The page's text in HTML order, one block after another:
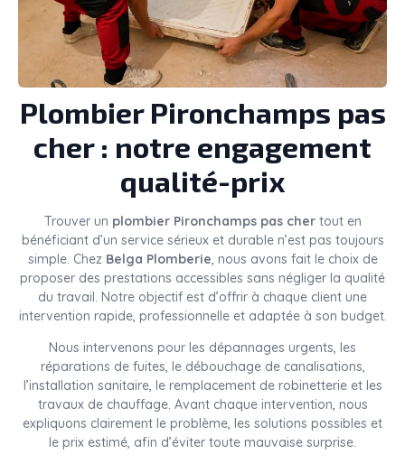
Plombier Pironchamps pas
cher : notre engagement
qualité-prix
Trouver un plombier Pironchamps pas chertout en
bénéficiant d’un service sérieux et durable n’est pas toujours
simple. Chez Belga Plomberie , nous avons fait le choix de
proposer des prestations accessibles sans négliger la qualité
du travail. Notre objectif est d’offrir à chaque client une
intervention rapide, professionnelle et adaptée à son budget.
Nous intervenons pour les dépannages urgents, les
réparations de fuites, le débouchage de canalisations,
l’installation sanitaire, le remplacement de robinetterie et les
travaux de chauffage. Avant chaque intervention, nous
expliquons clairement le problème, les solutions possibles et
le prix estimé, afin d’éviter toute mauvaise surprise.